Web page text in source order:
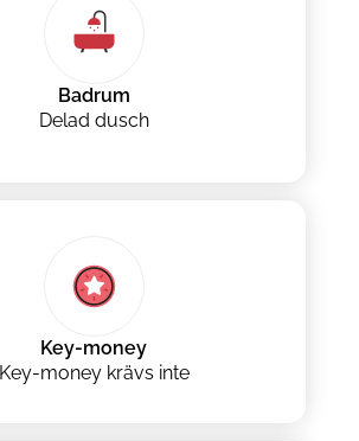
Badrum
Delad dusch
Key-money
Key-money krävs inte